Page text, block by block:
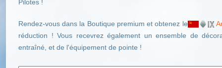
Pilotes !
Rendez-vous dans la Boutique premium et obtenez le
réduction ! Vous recevrez également un ensemble de
entraîné, et de l'équipement de pointe !